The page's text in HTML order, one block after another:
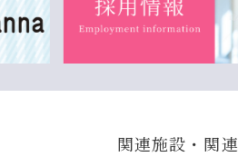
関連施設・関